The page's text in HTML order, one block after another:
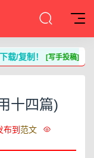
载/复制！ [写手投稿]
十四篇)
布到 范文